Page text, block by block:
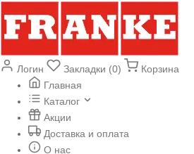
Логин Закладки (0)
Корзина
Главная
Каталог
Акции
Доставка и оплата
О нас